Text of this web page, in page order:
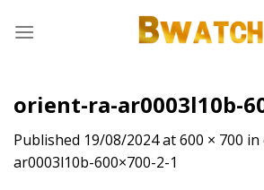
orient-ra-ar0003l10b-
Published 19/08/2024at600 × 700 in
ar0003l10b-600×700-2-1